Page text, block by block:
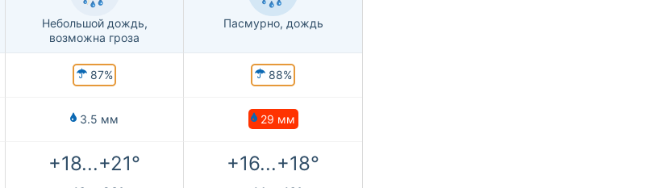
Небольшой дождь,
возможна гроза
Пасмурно, дождь
87% 88%
3.5 мм 29 мм
+18...+21° +16...+18°